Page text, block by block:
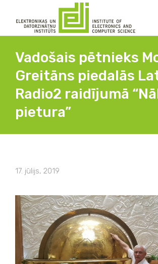
Vadošais pētnieks
Greitāns piedalās
Radio2 raidījumā
pietura”
17. jūlijs, 2019